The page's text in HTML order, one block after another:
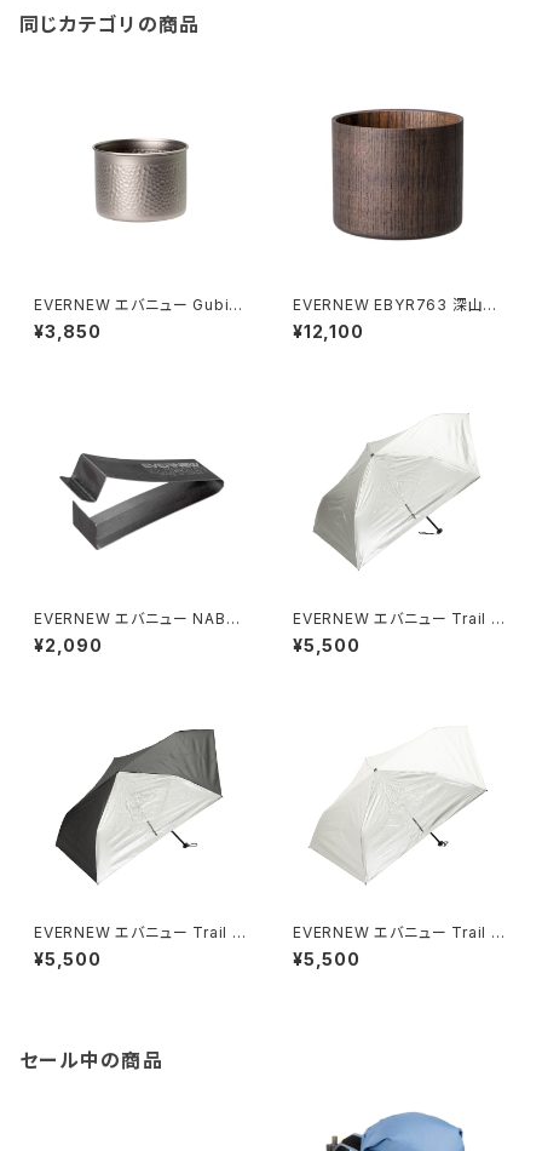
同じカテゴリの商品
EVERNEW エバニュー GubiG
ubi
¥3,850
EVERNEW EBYR763 深山漆
椀 汁 日本製
¥12,100
EVERNEW エバニュー NABET
SUCAM ナベツカム
¥2,090
EVERNEW エバニュー Trail S
hade / Silver
¥5,500
EVERNEW エバニュー Trail S
hade / BKG
¥5,500
EVERNEW エバニュー Trail S
hade / Milk
¥5,500
セール中の商品